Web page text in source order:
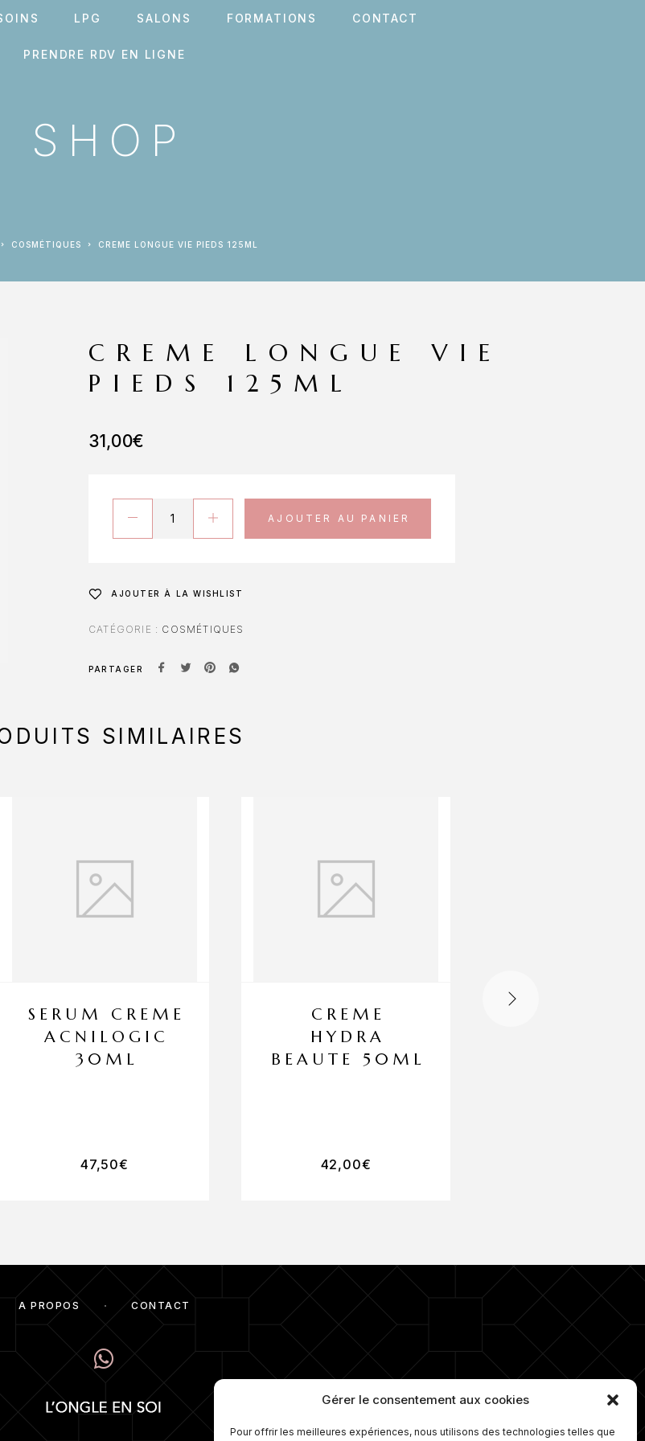
Gérer le consentement aux cookies
Pour offrir les meilleures expériences, nous utilisons des technologies telles que
LPG SALONS FORMATIONS CONTACT
PRENDRE RDV EN LIGNE
SHOP
COSMÉTIQUES CREME LONGUE VIE PIEDS 125ML
CREME LONGUE VIE
PIEDS 125ML
31,00€
AJOUTER AU PANIER
AJOUTER À LA WISHLIST
CATÉGORIE : COSMÉTIQUES
PARTAGER
SIMILAIRES
SERUM CREME
ACNILOGIC
30ML
47,50€
CREME
HYDRA
BEAUTE 50ML
42,00€
À PROPOS CONTACT
pose d’ongles. Nous proposons
mesure et travaillons avec les